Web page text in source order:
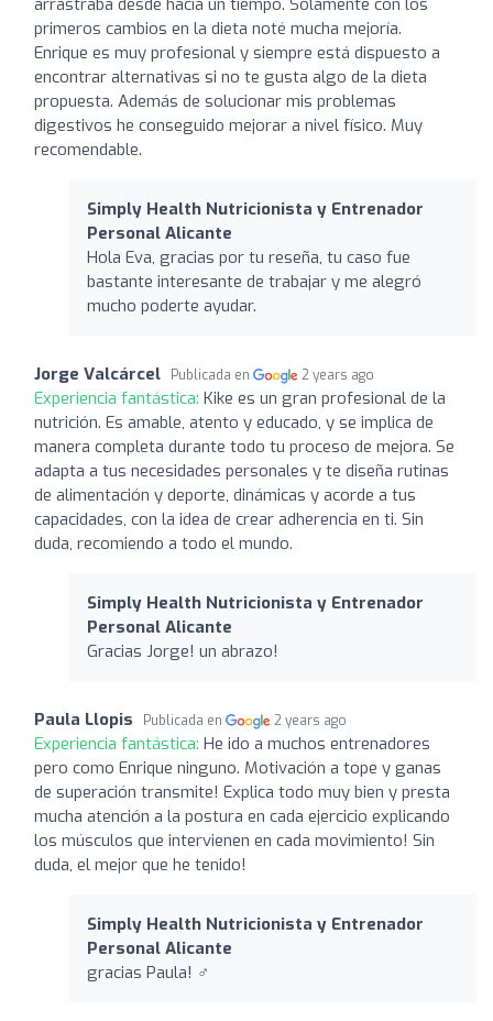
primeros cambios en la dieta noté mucha mejoría.
Enrique es muy profesional y siempre está dispuesto a
encontrar alternativas si no te gusta algo de la dieta
propuesta. Además de solucionar mis problemas
digestivos he conseguido mejorar a nivel físico. Muy
recomendable.
Simply Health Nutricionista y Entrenador
Personal Alicante
Hola Eva, gracias por tu reseña, tu caso fue
bastante interesante de trabajar y me alegró
mucho poderte ayudar.
Jorge Valcárcel Publicada en 2 years ago
Experiencia fantástica: Kike es un gran profesional de la
nutrición. Es amable, atento y educado, y se implica de
manera completa durante todo tu proceso de mejora. Se
adapta a tus necesidades personales y te diseña rutinas
de alimentación y deporte, dinámicas y acorde a tus
capacidades, con la idea de crear adherencia en ti. Sin
duda, recomiendo a todo el mundo.
Simply Health Nutricionista y Entrenador
Personal Alicante
Gracias Jorge! un abrazo!
Paula Llopis Publicada en 2 years ago
Experiencia fantástica: He ido a muchos entrenadores
pero como Enrique ninguno. Motivación a tope y ganas
de superación transmite! Explica todo muy bien y presta
mucha atención a la postura en cada ejercicio explicando
los músculos que intervienen en cada movimiento! Sin
duda, el mejor que he tenido!
Simply Health Nutricionista y Entrenador
Personal Alicante
gracias Paula! ️‍♂️